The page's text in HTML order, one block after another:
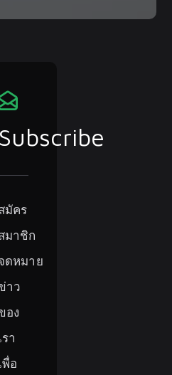
Subscribe
มัคร
มาชิก
ดหมาย
าว
อง
รา
พื่อ